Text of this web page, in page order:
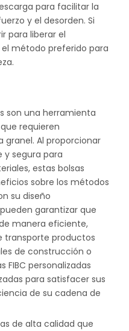
para facilitar la
y el desorden. Si
para liberar el
método preferido para
son una herramienta
requieren
Al proporcionar
y segura para
estas bolsas
sobre los métodos
su diseño
garantizar que
manera eficiente,
transporte productos
de construcción o
FIBC personalizadas
para satisfacer sus
de su cadena de
de alta calidad que